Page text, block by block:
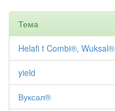
Тема
Helafi t Combi®, Wuksal®
yield
Вуксал®